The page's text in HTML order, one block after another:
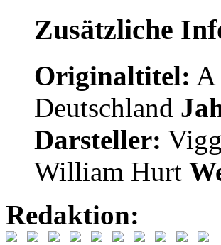
Zusätzliche
Originaltitel:
Deutschland
Darsteller:
William Hurt
Redaktion: